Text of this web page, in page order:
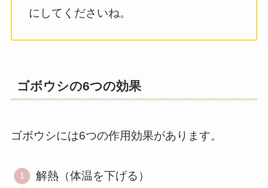
にしてくださいね。
ゴボウシの6つの効果
ゴボウシには6つの作用効果があります。
解熱（体温を下げる）